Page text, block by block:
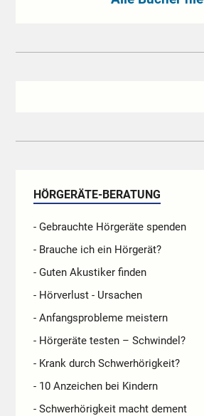
HÖRGERÄTE-BERATUNG
- Gebrauchte Hörgeräte spenden
- Brauche ich ein Hörgerät?
- Guten Akustiker finden
- Hörverlust - Ursachen
- Anfangsprobleme meistern
- Hörgeräte testen – Schwindel?
- Krank durch Schwerhörigkeit?
- 10 Anzeichen bei Kindern
- Schwerhörigkeit macht dement